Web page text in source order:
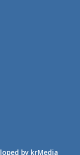
by krMedia